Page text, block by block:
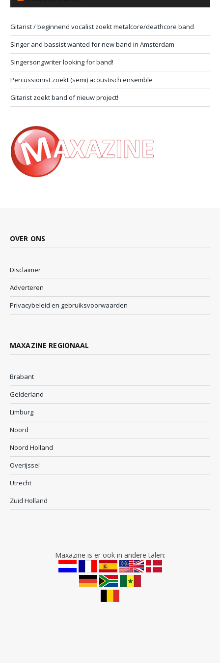
Gitarist / beginnend vocalist zoekt metalcore/deathcore band
Singer and bassist wanted for new band in Amsterdam
Singersongwriter looking for band!
Percussionist zoekt (semi) acoustisch ensemble
Gitarist zoekt band of nieuw project!
OVER ONS
Disclaimer
Adverteren
Privacybeleid en gebruiksvoorwaarden
MAXAZINE REGIONAAL
Brabant
Gelderland
Limburg
Noord
Noord Holland
Overijssel
Utrecht
Zuid Holland
Maxazine is er ook in andere talen: